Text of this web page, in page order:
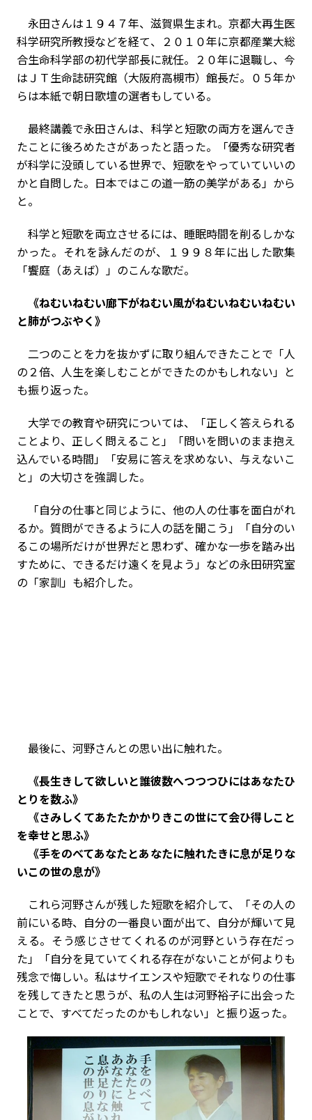
永田さんは１９４７年、滋賀県生まれ。京都大再生医
科学研究所教授などを経て、２０１０年に京都産業大総
合生命科学部の初代学部長に就任。２０年に退職し、今
はＪＴ生命誌研究館（大阪府高槻市）館長だ。０５年か
らは本紙で朝日歌壇の選者もしている。
最終講義で永田さんは、科学と短歌の両方を選んでき
たことに後ろめたさがあったと語った。「優秀な研究者
が科学に没頭している世界で、短歌をやっていていいの
かと自問した。日本ではこの道一筋の美学がある」から
と。
科学と短歌を両立させるには、睡眠時間を削るしかな
かった。それを詠んだのが、１９９８年に出した歌集
「饗庭（あえば）」のこんな歌だ。
《ねむいねむい廊下がねむい風がねむいねむいねむい
と肺がつぶやく》
二つのことを力を抜かずに取り組んできたことで「人
の２倍、人生を楽しむことができたのかもしれない」と
も振り返った。
大学での教育や研究については、「正しく答えられる
ことより、正しく問えること」「問いを問いのまま抱え
込んでいる時間」「安易に答えを求めない、与えないこ
と」の大切さを強調した。
「自分の仕事と同じように、他の人の仕事を面白がれ
るか。質問ができるように人の話を聞こう」「自分のい
るこの場所だけが世界だと思わず、確かな一歩を踏み出
すために、できるだけ遠くを見よう」などの永田研究室
の「家訓」も紹介した。
最後に、河野さんとの思い出に触れた。
《長生きして欲しいと誰彼数へつつつひにはあなたひ
とりを数ふ》
《さみしくてあたたかかりきこの世にて会ひ得しこと
を幸せと思ふ》
《手をのべてあなたとあなたに触れたきに息が足りな
いこの世の息が》
これら河野さんが残した短歌を紹介して、「その人の
前にいる時、自分の一番良い面が出て、自分が輝いて見
える。そう感じさせてくれるのが河野という存在だっ
た」「自分を見ていてくれる存在がないことが何よりも
残念で悔しい。私はサイエンスや短歌でそれなりの仕事
を残してきたと思うが、私の人生は河野裕子に出会った
ことで、すべてだったのかもしれない」と振り返った。